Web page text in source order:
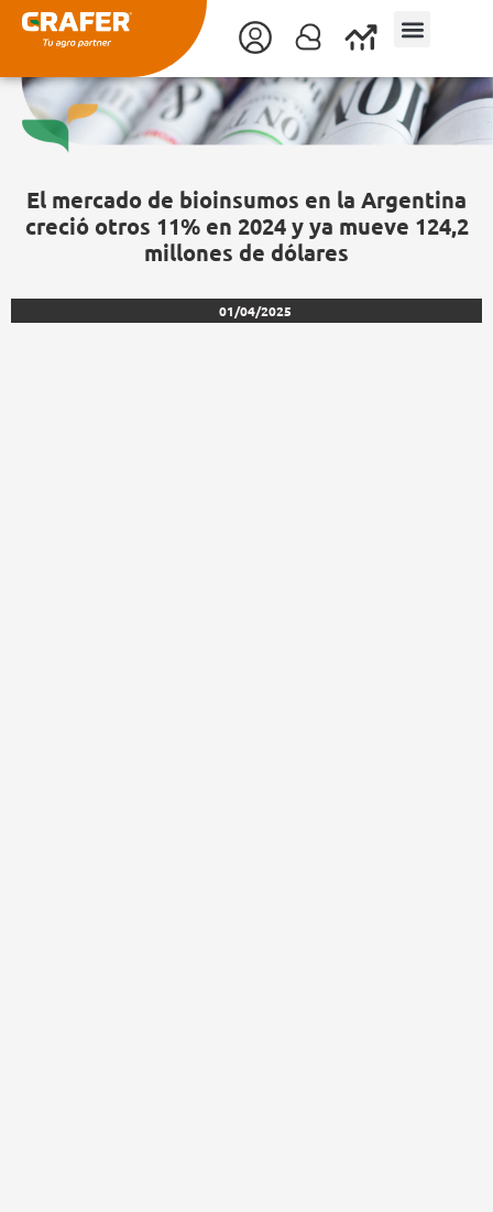
contenido
El mercado de bioinsumos en la Argentina
creció otros 11% en 2024 y ya mueve 124,2
millones de dólares
01/04/2025